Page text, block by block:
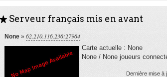
S Serveur français mis en avant
None » 62.210.116.236:27964
Carte actuelle : None
None / None joueurs
Dernière mise à